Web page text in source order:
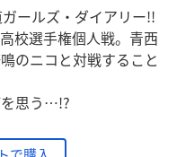
ールズ・ダイアリー!!
校選手権個人戦。青西
のニコと対戦すること
を思う…!?